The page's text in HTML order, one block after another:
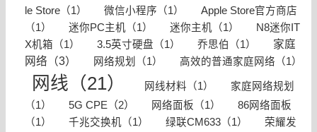
le Store（1）
微信小程序（1）
Apple Store官方商店
（1）
迷你PC主机（1） 迷你主机（1）
N8迷你IT
X机箱（1）
3.5英寸硬盘（1） 乔思伯（1）
家庭
网络（3）
网络规划（1） 高效的普通家庭网络（1）
网线（21） 网线材料（1）
家庭网络规划
（1）
5G CPE（2） 网络面板（1）
86网络面板
（1）
千兆交换机（1） 绿联CM633（1）
荣耀发